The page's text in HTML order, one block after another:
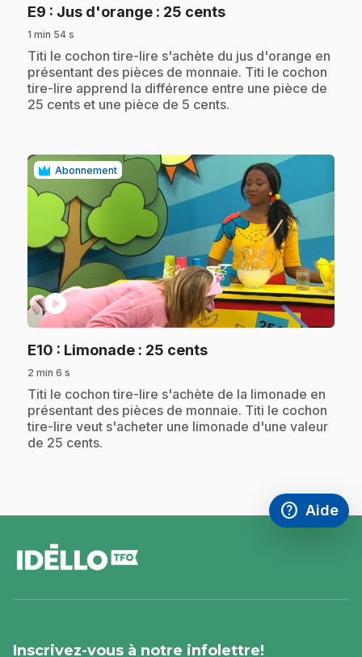
E9 : Jus d'orange : 25 cents.
1 min 54 s
.Titi le cochon tire-lire s'achète du jus d'orange en
présentant des pièces de monnaie. Titi le cochon
tire-lire apprend la différence entre une pièce de
25 cents et une pièce de 5 cents.
Abonnement
play_circle
E10 : Limonade : 25 cents.
2 min 6 s
.Titi le cochon tire-lire s'achète de la limonade en
présentant des pièces de monnaie. Titi le cochon
tire-lire veut s'acheter une limonade d'une valeur
de 25 cents.
help
Accéder à
Aide
,Ce lien
de
page
Inscrivez-vous à notre infolettre!